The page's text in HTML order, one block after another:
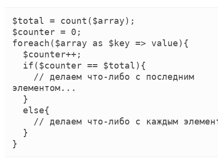
$total = count($array);
$counter = 0;
foreach($array as $key => value){
элементом...
}